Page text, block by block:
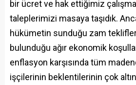
bir ücret ve hak ettiğimiz
taleplerimizi masaya taşıdık.
hükümetin sunduğu zam
bulunduğu ağır ekonomik
enflasyon karşısında tüm
işçilerinin beklentilerinin çok